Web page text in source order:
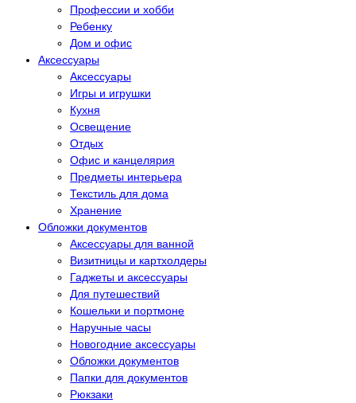
Профессии и хобби
Ребенку
Дом и офис
Аксессуары
Аксессуары
Игры и игрушки
Кухня
Освещение
Отдых
Офис и канцелярия
Предметы интерьера
Текстиль для дома
Хранение
Обложки документов
Аксессуары для ванной
Визитницы и картхолдеры
Гаджеты и аксессуары
Для путешествий
Кошельки и портмоне
Наручные часы
Новогодние аксессуары
Обложки документов
Папки для документов
Рюкзаки